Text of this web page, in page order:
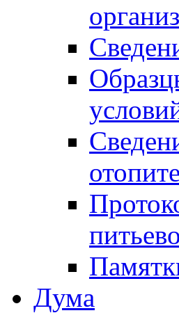
Дума